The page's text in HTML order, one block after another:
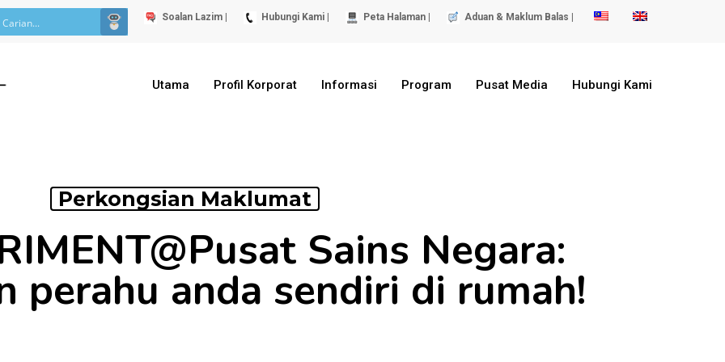
Soalan Lazim | Hubungi Kami | Peta Halaman | Aduan & Maklum Balas |
Utama Profil Korporat Informasi Program Pusat Media Hubungi Kami
Perkongsian Maklumat
Sains Negara:
perahu anda sendiri di rumah!